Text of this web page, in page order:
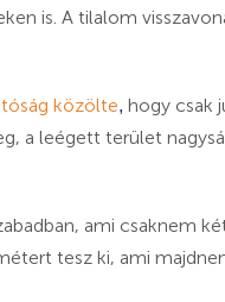
is. A tilalom
közölte, hogy csak
a leégett terület
ami csaknem
tesz ki, ami